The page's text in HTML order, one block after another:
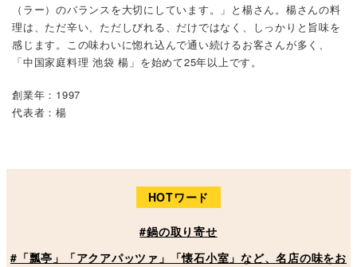
（ラー）のバランスを大切にしています。」と楊さん。楊さんの料
理は、ただ辛い、ただしびれる、だけではなく、しっかりと旨味を
感じます。この味わいに惚れ込んで通い続けるお客さんが多く、
「中国家庭料理 池袋 楊」を始めて25年以上です。
創業年：1997
代表者：楊
HOTワード
#鍋の取り寄せ
#「瓢亭」「アクアパッツァ」「懐石小室」など、名店の味をお